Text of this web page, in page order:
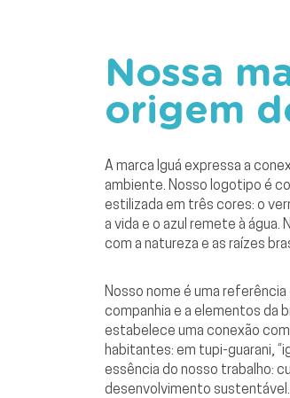
Nossa
origem
A marca Iguá expressa a
ambiente. Nosso logotipo é
estilizada em três cores: o
a vida e o azul remete à
com a natureza e as raízes
Nosso nome é uma
companhia e a elementos da
estabelece uma conexão
habitantes: em tupi-guarani,
essência do nosso trabalho:
desenvolvimento sustentável.